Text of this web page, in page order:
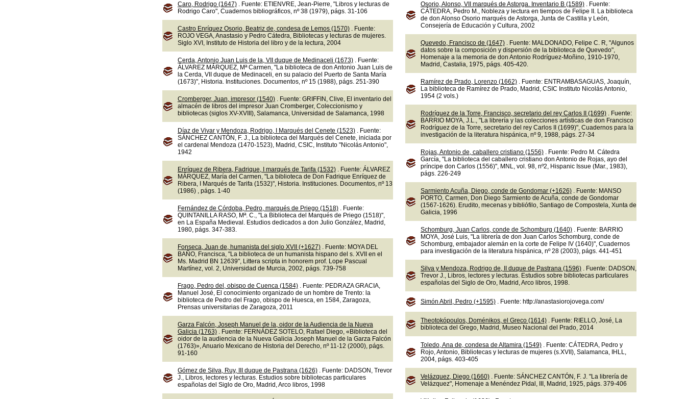
Caro, Rodrigo (1647). Fuente: ETIENVRE, Jean-Pierre, "Libros y lecturas de
Rodrigo Caro", Cuadernos bibliográficos, nº 38 (1979), págs. 31-106
Castro Enríquez Osorio, Beatriz de, condesa de Lemos (1570). Fuente:
ROJO VEGA, Anastasio y Pedro Cátedra, Bibliotecas y lecturas de mujeres.
Siglo XVI, Instituto de Historia del libro y de la lectura, 2004
Cerda, Antonio Juan Luis de la, VII duque de Medinaceli (1673). Fuente:
ÁLVAREZ MÁRQUEZ, Mª Carmen, "La biblioteca de don Antonio Juan Luis de
la Cerda, VII duque de Medinaceli, en su palacio del Puerto de Santa María
(1673)", Historia. Instituciones. Documentos, nº 15 (1988), págs. 251-390
Cromberger, Juan, impresor (1540). Fuente: GRIFFIN, Clive, El inventario del
almacén de libros del impresor Juan Cromberger, Coleccionismo y
bibliotecas (siglos XV-XVIII), Salamanca, Universidad de Salamanca, 1998
Díaz de Vivar y Mendoza, Rodrigo, I Marqués del Cenete (1523). Fuente:
SÁNCHEZ CANTÓN, F. J., La biblioteca del Marqués del Cenete, iniciada por
el cardenal Mendoza (1470-1523), Madrid, CSIC, Instituto "Nicolás Antonio",
1942
Enríquez de Ribera, Fadrique, I marqués de Tarifa (1532). Fuente: ÁLVAREZ
MÁRQUEZ, María del Carmen, "La biblioteca de Don Fadrique Enríquez de
Ribera, I Marqués de Tarifa (1532)", Historia. Instituciones. Documentos, nº 13
(1986) , págs. 1-40
Fernández de Córdoba, Pedro, marqués de Priego (1518). Fuente:
QUINTANILLA RASO, Mª. C., "La Biblioteca del Marqués de Priego (1518)",
en La España Medieval. Estudios dedicados a don Julio González, Madrid,
1980, págs. 347-383.
Fonseca, Juan de, humanista del siglo XVII (+1627). Fuente: MOYA DEL
BAÑO, Francisca, "La biblioteca de un humanista hispano del s. XVII en el
Ms. Madrid BN 12639", Littera scripta in honorem prof. Lope Pascual
Martínez, vol. 2, Universidad de Murcia, 2002, págs. 739-758
Frago, Pedro del, obispo de Cuenca (1584). Fuente: PEDRAZA GRACIA,
Manuel José, El conocimiento organizado de un hombre de Trento: la
biblioteca de Pedro del Frago, obispo de Huesca, en 1584, Zaragoza,
Prensas universitarias de Zaragoza, 2011
Garza Falcón, Joseph Manuel de la, oidor de la Audiencia de la Nueva
Galicia (1763). Fuente: FERNÁDEZ SOTELO, Rafael Diego, «Biblioteca del
oidor de la audiencia de la Nueva Galicia Joseph Manuel de la Garza Falcón
(1763)», Anuario Mexicano de Historia del Derecho, nº 11-12 (2000), págs.
91-160
Gómez de Silva, Ruy, III duque de Pastrana (1626). Fuente: DADSON, Trevor
J., Libros, lectores y lecturas. Estudios sobre bibliotecas particulares
españolas del Siglo de Oro, Madrid, Arco libros, 1998
Osorio, Alonso, VII marqués de Astorga. Inventario B (1589). Fuente:
CÁTEDRA, Pedro M., Nobleza y lectura en tiempos de Felipe II. La biblioteca
de don Alonso Osorio marqués de Astorga, Junta de Castilla y León,
Consejería de Educación y Cultura, 2002
Quevedo, Francisco de (1647). Fuente: MALDONADO, Felipe C. R, "Algunos
datos sobre la composición y dispersión de la biblioteca de Quevedo",
Homenaje a la memoria de don Antonio Rodríguez-Moñino, 1910-1970,
Madrid, Castalia, 1975, págs. 405-420.
Ramírez de Prado, Lorenzo (1662). Fuente: ENTRAMBASAGUAS, Joaquín,
La biblioteca de Ramírez de Prado, Madrid, CSIC Instituto Nicolás Antonio,
1954 (2 vols.)
Rodríguez de la Torre, Francisco, secretario del rey Carlos II (1699). Fuente:
BARRIO MOYA, J.L., "La librería y las colecciones artísticas de don Francisco
Rodríguez de la Torre, secretario del rey Carlos II (1699)", Cuadernos para la
investigación de la literatura hispánica, nº 9, 1988, págs. 27-34
Rojas, Antonio de, caballero cristiano (1556). Fuente: Pedro M. Cátedra
García, "La biblioteca del caballero cristiano don Antonio de Rojas, ayo del
príncipe don Carlos (1556)", MNL, vol. 98, nº2, Hispanic Issue (Mar., 1983),
págs. 226-249
Sarmiento Acuña, Diego, conde de Gondomar (+1626). Fuente: MANSO
PORTO, Carmen, Don Diego Sarmiento de Acuña, conde de Gondomar
(1567-1626). Erudito, mecenas y bibliófilo, Santiago de Compostela, Xunta de
Galicia, 1996
Schomburg, Juan Carlos, conde de Schomburg (1640). Fuente: BARRIO
MOYA, José Luis, "La librería de don Juan Carlos Schomburg, conde de
Schomburg, embajador alemán en la corte de Felipe IV (1640)", Cuadernos
para investigación de la literatura hispánica, nº 28 (2003), págs. 441-451
Silva y Mendoza, Rodrigo de, II duque de Pastrana (1596). Fuente: DADSON,
Trevor J., Libros, lectores y lecturas. Estudios sobre bibliotecas particulares
españolas del Siglo de Oro, Madrid, Arco libros, 1998.
Simón Abril, Pedro (+1595). Fuente: http://anastasiorojovega.com/
Theotokópoulos, Doménikos, el Greco (1614). Fuente: RIELLO, José, La
biblioteca del Grego, Madrid, Museo Nacional del Prado, 2014
Toledo, Ana de, condesa de Altamira (1549). Fuente: CÁTEDRA, Pedro y
Rojo, Antonio, Bibliotecas y lecturas de mujeres (s.XVII), Salamanca, IHLL,
2004, págs. 403-405
Velázquez, Diego (1660). Fuente: SÁNCHEZ CANTÓN, F. J. "La librería de
Velázquez", Homenaje a Menéndez Pidal, III, Madrid, 1925, págs. 379-406